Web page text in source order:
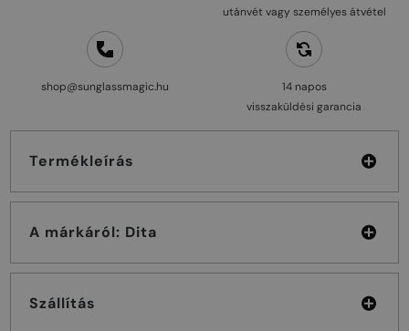
utánvét vagy személyes átvétel
shop@sunglassmagic.hu
14 napos
visszaküldési garancia
Termékleírás
A márkáról: Dita
Szállítás